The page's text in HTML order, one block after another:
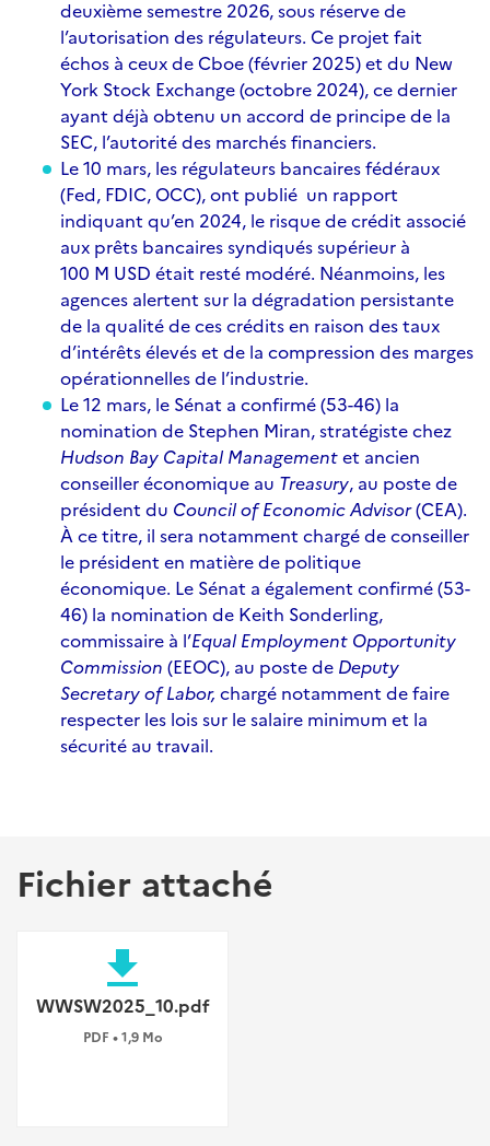
deuxième semestre 2026, sous réserve de
l’autorisation des régulateurs. Ce projet fait
échos à ceux de Cboe (février 2025) et du New
York Stock Exchange (octobre 2024), ce dernier
ayant déjà obtenu un accord de principe de la
SEC, l’autorité des marchés financiers.
Le 10 mars, les régulateurs bancaires fédéraux
(Fed, FDIC, OCC), ont publié un rapport
indiquant qu’en 2024, le risque de crédit associé
aux prêts bancaires syndiqués supérieur à
100 M USD était resté modéré. Néanmoins, les
agences alertent sur la dégradation persistante
de la qualité de ces crédits en raison des taux
d’intérêts élevés et de la compression des marges
opérationnelles de l’industrie.
Le 12 mars, le Sénat a confirmé (53-46) la
nomination de Stephen Miran, stratégiste chez
Hudson Bay Capital Managementet ancien
conseiller économique au Treasury, au poste de
président du Council of Economic Advisor(CEA).
À ce titre, il sera notamment chargé de conseiller
le président en matière de politique
économique. Le Sénat a également confirmé (53-
46) la nomination de Keith Sonderling,
commissaire à l’Equal Employment Opportunity
Commission (EEOC), au poste de Deputy
Secretary of Labor, chargé notamment de faire
respecter les lois sur le salaire minimum et la
sécurité au travail.
Fichier attaché
file_download
WWSW2025_10.pdf
PDF • 1,9 Mo